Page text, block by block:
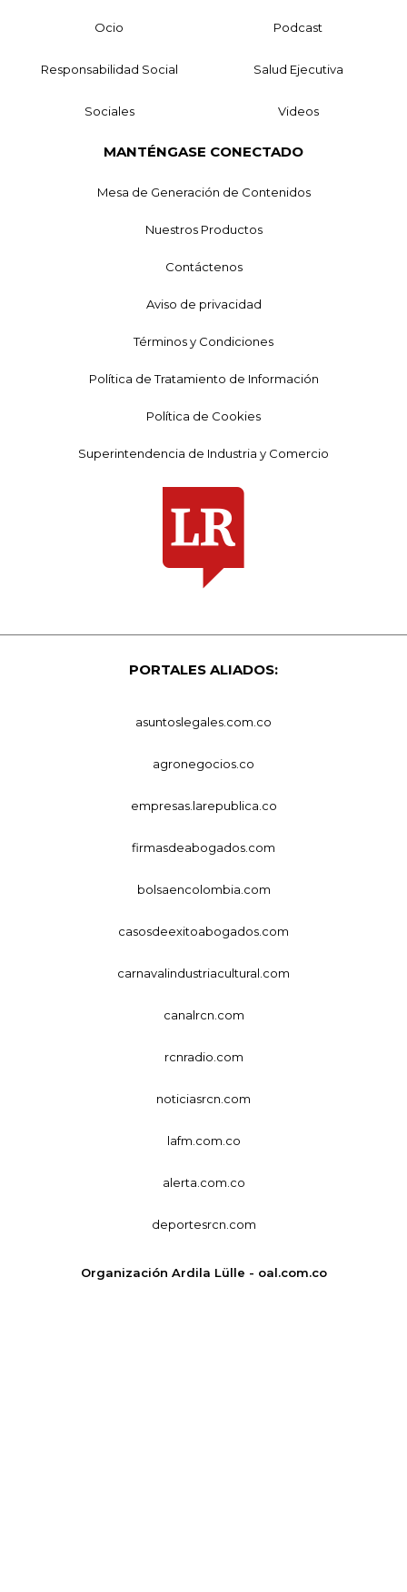
Ocio Podcast
Responsabilidad Social Salud Ejecutiva
Sociales Videos
MANTÉNGASE CONECTADO
Mesa de Generación de Contenidos
Nuestros Productos
Contáctenos
Aviso de privacidad
Términos y Condiciones
Política de Tratamiento de Información
Política de Cookies
Superintendencia de Industria y Comercio
PORTALES ALIADOS:
asuntoslegales.com.co
agronegocios.co
empresas.larepublica.co
firmasdeabogados.com
bolsaencolombia.com
casosdeexitoabogados.com
carnavalindustriacultural.com
canalrcn.com
rcnradio.com
noticiasrcn.com
lafm.com.co
alerta.com.co
deportesrcn.com
Organización Ardila Lülle - oal.com.co